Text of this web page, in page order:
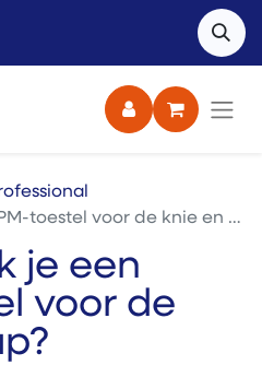
voor de knie en heup?
je een
voor de